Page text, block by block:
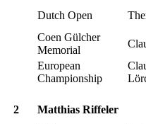
Dutch Open
Coen Gülcher
Memorial
European
Championship
2 Matthias Riffeler